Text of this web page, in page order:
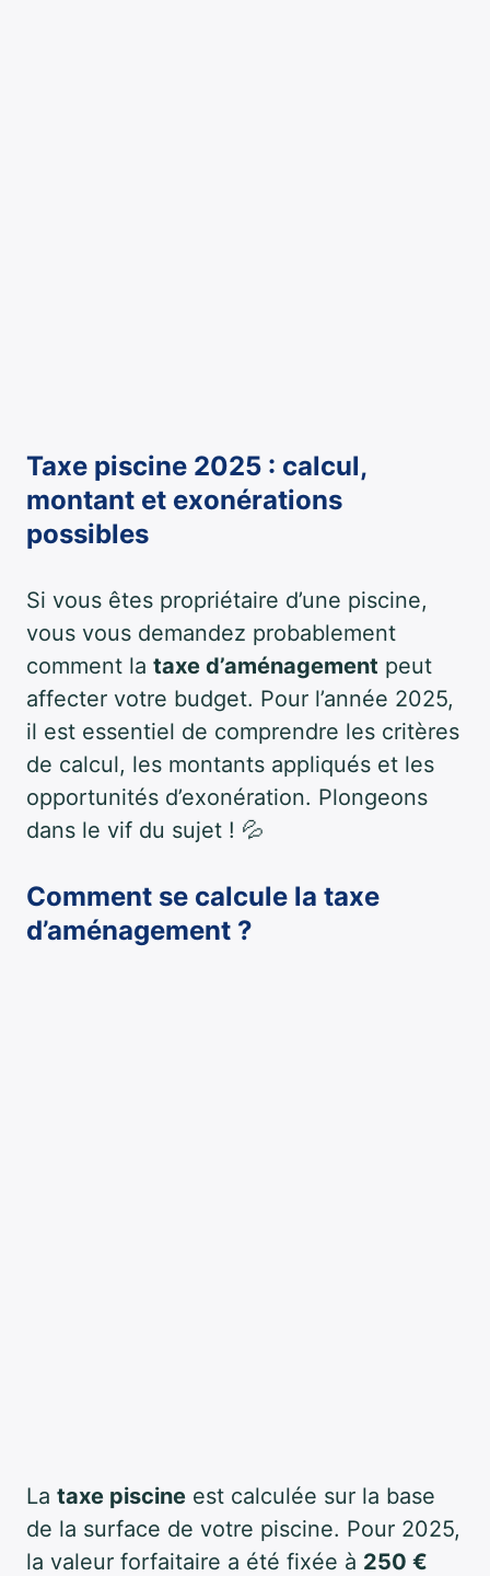
Taxe piscine 2025 : calcul,
montant et exonérations
possibles
Si vous êtes propriétaire d’une piscine,
vous vous demandez probablement
comment la taxe d’aménagement peut
affecter votre budget. Pour l’année 2025,
il est essentiel de comprendre les critères
de calcul, les montants appliqués et les
opportunités d’exonération. Plongeons
dans le vif du sujet ! 💦
Comment se calcule la taxe
d’aménagement ?
La taxe piscine est calculée sur la base
de la surface de votre piscine. Pour 2025,
la valeur forfaitaire a été fixée à 250 €